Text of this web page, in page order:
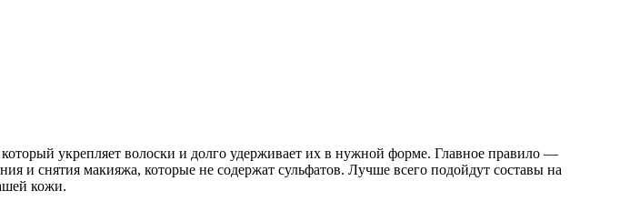
укрепляет волоски и долго удерживает их в нужной форме. Главное правило —
и снятия макияжа, которые не содержат сульфатов. Лучше всего подойдут составы на
кожи.